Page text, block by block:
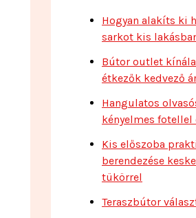
Hogyan alakíts ki
sarkot kis
Bútor outlet
étkezők kedvező
Hangulatos
kényelmes fotellel
Kis előszoba
berendezése
tükörrel
Teraszbútor